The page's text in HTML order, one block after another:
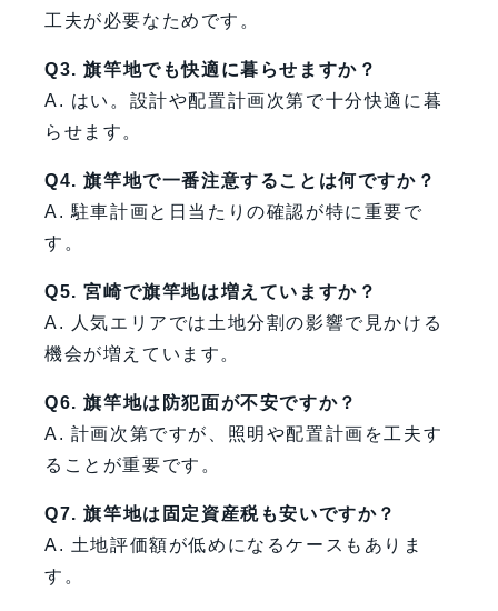
工夫が必要なためです。
Q3. 旗竿地でも快適に暮らせますか？
A. はい。設計や配置計画次第で十分快適に暮
らせます。
Q4. 旗竿地で一番注意することは何ですか？
A. 駐車計画と日当たりの確認が特に重要で
す。
Q5. 宮崎で旗竿地は増えていますか？
A. 人気エリアでは土地分割の影響で見かける
機会が増えています。
Q6. 旗竿地は防犯面が不安ですか？
A. 計画次第ですが、照明や配置計画を工夫す
ることが重要です。
Q7. 旗竿地は固定資産税も安いですか？
A. 土地評価額が低めになるケースもありま
す。